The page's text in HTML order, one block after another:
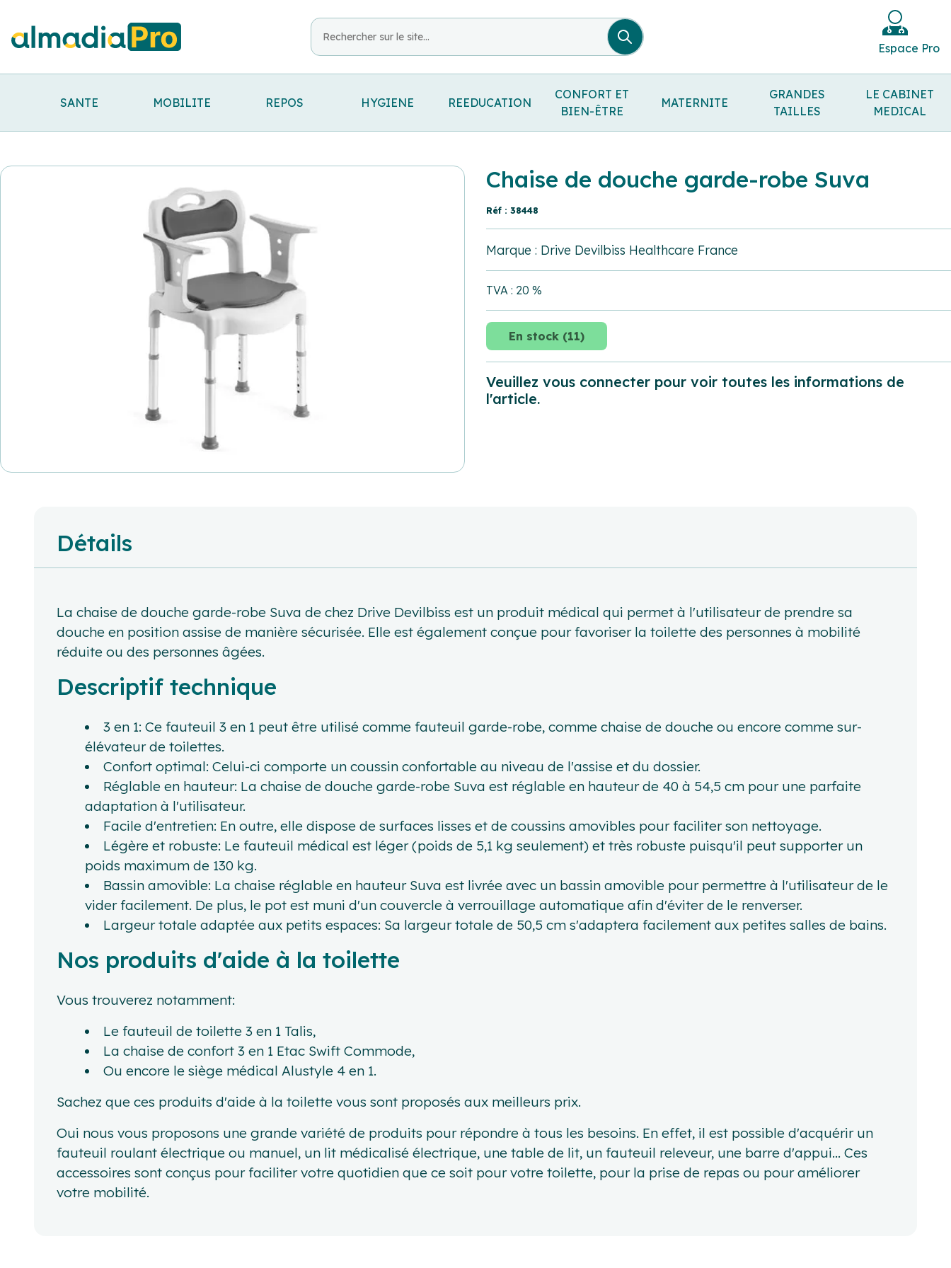
Espace Pro
SANTE MOBILITE REPOS HYGIENE REEDUCATION
CONFORT ET
BIEN-ÊTRE
MATERNITE
GRANDES
TAILLES
LE CABINET
MEDICAL
Chaise de douche garde-robe Suva
Réf : 38448
Marque : Drive Devilbiss Healthcare France
TVA : 20 %
En stock (11)
Veuillez vous connecter pour voir toutes les informations de
l'article.
Détails
La chaise de douche garde-robe Suva de chez Drive Devilbiss est un produit médical qui permet à l'utilisateur de prendre sa
douche en position assise de manière sécurisée. Elle est également conçue pour favoriser la toilette des personnes à mobilité
réduite ou des personnes âgées.
Descriptif technique
3 en 1: Ce fauteuil 3 en 1 peut être utilisé comme fauteuil garde-robe, comme chaise de douche ou encore comme sur-
élévateur de toilettes.
Confort optimal: Celui-ci comporte un coussin confortable au niveau de l'assise et du dossier.
Réglable en hauteur: La chaise de douche garde-robe Suva est réglable en hauteur de 40 à 54,5 cm pour une parfaite
adaptation à l'utilisateur.
Facile d'entretien: En outre, elle dispose de surfaces lisses et de coussins amovibles pour faciliter son nettoyage.
Légère et robuste: Le fauteuil médical est léger (poids de 5,1 kg seulement) et très robuste puisqu'il peut supporter un
poids maximum de 130 kg.
Bassin amovible: La chaise réglable en hauteur Suva est livrée avec un bassin amovible pour permettre à l'utilisateur de le
vider facilement. De plus, le pot est muni d'un couvercle à verrouillage automatique afin d'éviter de le renverser.
Largeur totale adaptée aux petits espaces: Sa largeur totale de 50,5 cm s'adaptera facilement aux petites salles de bains.
Nos produits d'aide à la toilette
Vous trouverez notamment:
Le fauteuil de toilette 3 en 1 Talis,
La chaise de confort 3 en 1 Etac Swift Commode,
Ou encore le siège médical Alustyle 4 en 1.
Sachez que ces produits d'aide à la toilette vous sont proposés aux meilleurs prix.
Oui nous vous proposons une grande variété de produits pour répondre à tous les besoins. En effet, il est possible d'acquérir un
fauteuil roulant électrique ou manuel, un lit médicalisé électrique, une table de lit, un fauteuil releveur, une barre d'appui... Ces
accessoires sont conçus pour faciliter votre quotidien que ce soit pour votre toilette, pour la prise de repas ou pour améliorer
votre mobilité.